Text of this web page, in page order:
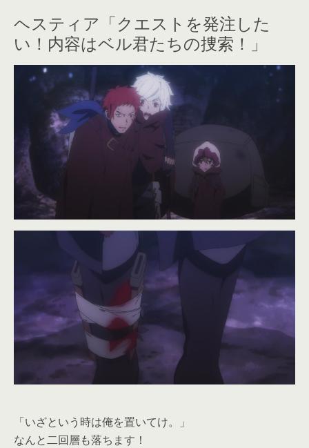
ヘスティア「クエストを発注した
い！内容はベル君たちの捜索！」
「いざという時は俺を置いてけ。」
なんと二回層も落ちます！